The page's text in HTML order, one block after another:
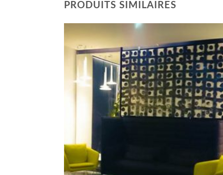
PRODUITS SIMILAIRES